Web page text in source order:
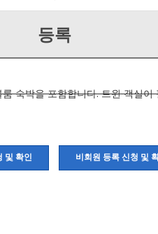
등록
숙박을 포함합니다. 트윈 객실
및 확인 비회원 등록 신청 및